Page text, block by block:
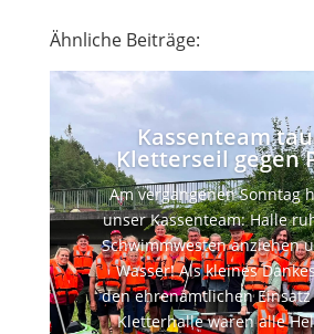
Ähnliche Beiträge:
Kassenteam
Kletterseil gegen
Am vergangenen Sonntag
unser Kassenteam: Halle
Schwimmwesten anziehen
Wasser! Als kleines
den ehrenamtlichen
Kletterhalle waren alle